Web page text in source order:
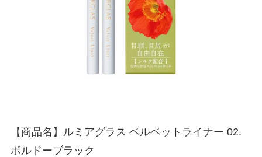
【商品名】ルミアグラス ベルベットライナー 02.
ボルドーブラック